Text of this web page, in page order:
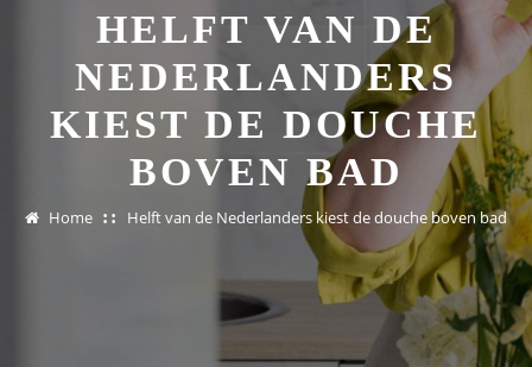
HELFT VAN DE
NEDERLANDERS
KIEST DE DOUCHE
BOVEN BAD
Home Helft van de Nederlanders kiest de douche boven bad